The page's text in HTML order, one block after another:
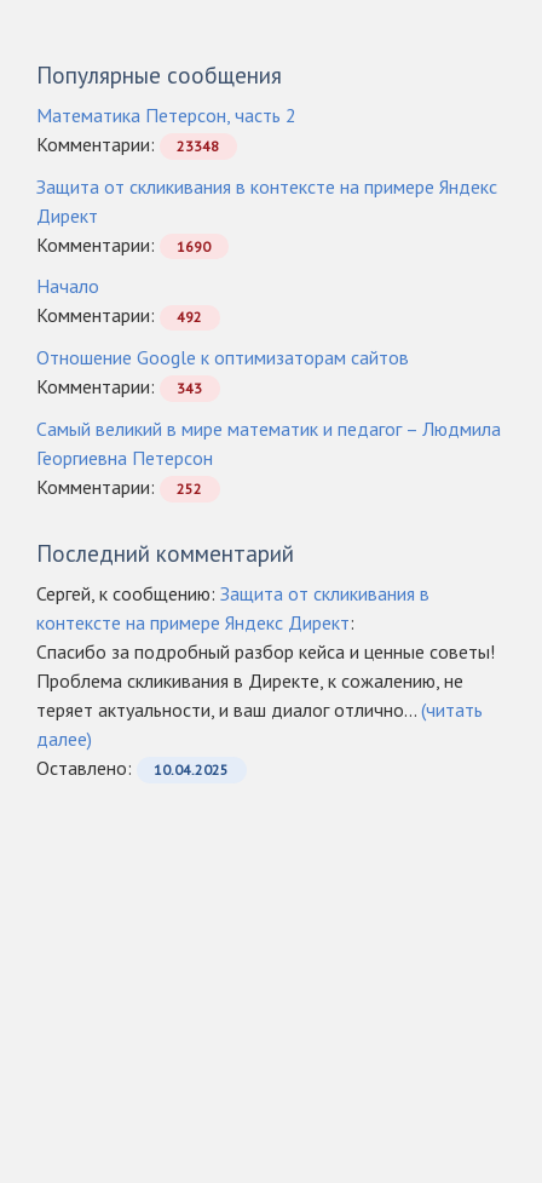
Популярные сообщения
Математика Петерсон, часть 2
Комментарии:
23348
Защита от скликивания в контексте на примере Яндекс
Директ
Комментарии:
1690
Начало
Комментарии:
492
Отношение Google к оптимизаторам сайтов
Комментарии:
343
Самый великий в мире математик и педагог – Людмила
Георгиевна Петерсон
Комментарии:
252
Последний комментарий
Сергей, к сообщению: Защита от скликивания в
контексте на примере Яндекс Директ:
Спасибо за подробный разбор кейса и ценные советы!
Проблема скликивания в Директе, к сожалению, не
теряет актуальности, и ваш диалог отлично... (читать
далее)
Оcтавлено:
10.04.2025